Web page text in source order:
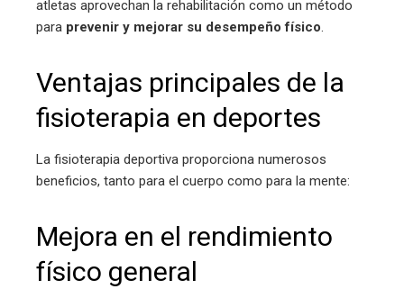
atletas aprovechan la rehabilitación como un método
para prevenir y mejorar su desempeño físico.
Ventajas principales de la
fisioterapia en deportes
La fisioterapia deportiva proporciona numerosos
beneficios, tanto para el cuerpo como para la mente:
Mejora en el rendimiento
físico general